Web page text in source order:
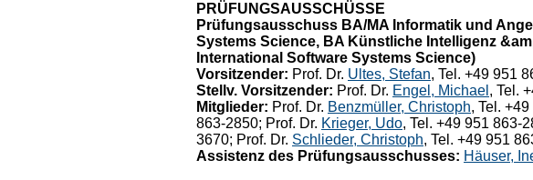
PRÜFUNGSAUSSCHÜSSE
Prüfungsausschuss BA/MA Informatik und
Systems Science, BA Künstliche Intelligenz
International Software Systems Science)
Vorsitzender: Prof. Dr. Ultes, Stefan, Tel. +49 951
Stellv. Vorsitzender: Prof. Dr. Engel, Michael , Tel.
Mitglieder: Prof. Dr. Benzmüller, Christoph, Tel.
863-2850; Prof. Dr. Krieger, Udo, Tel. +49 951 863-
3670; Prof. Dr. Schlieder, Christoph, Tel. +49 951
Assistenz des Prüfungsausschusses: Häuser,